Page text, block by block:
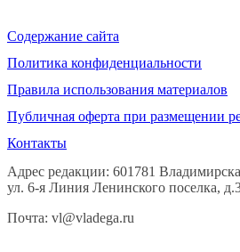
Содержание сайта
Политика конфиденциальности
Правила использования материалов
Публичная оферта при размещении
Контакты
Адрес редакции: 601781
ул. 6-я Линия Ленинского поселка,
Почта: vl@vladega.ru